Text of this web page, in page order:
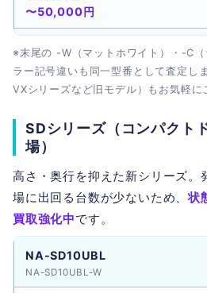
〜50,000円
※末尾の -W（マットホワイト）・-C
ラー記号違いも同一型番として査定し
VXシリーズなど旧モデル）もお気軽に
SDシリーズ（コンパクト
場）
高さ・奥行を抑えた新シリーズ。
場に出回る台数が少ないため、状
買取強化中です。
NA-SD10UBL
NA-SD10UBL-W